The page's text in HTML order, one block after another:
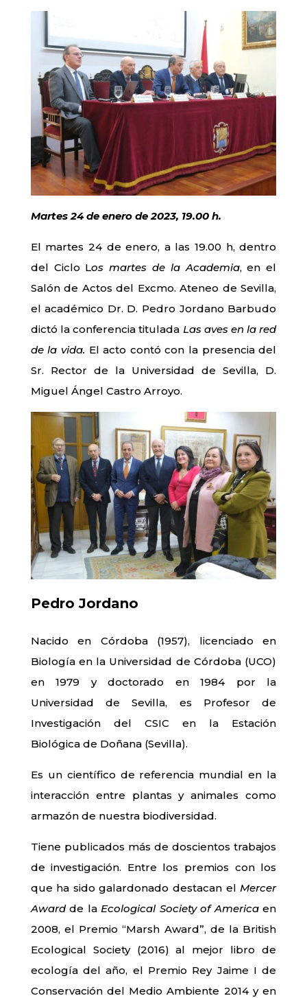
Martes 24 de enero de 2023, 19.00 h.
El martes 24 de enero, a las 19.00 h, dentro
del Ciclo Los martes de la Academia, en el
Salón de Actos del Excmo. Ateneo de Sevilla,
el académico Dr. D. Pedro Jordano Barbudo
dictó la conferencia titulada Las aves en la red
de la vida. El acto contó con la presencia del
Sr. Rector de la Universidad de Sevilla, D.
Miguel Ángel Castro Arroyo.
Pedro Jordano
Nacido en Córdoba (1957), licenciado en
Biología en la Universidad de Córdoba (UCO)
en 1979 y doctorado en 1984 por la
Universidad de Sevilla, es Profesor de
Investigación del CSIC en la Estación
Biológica de Doñana (Sevilla).
Es un científico de referencia mundial en la
interacción entre plantas y animales como
armazón de nuestra biodiversidad.
Tiene publicados más de doscientos trabajos
de investigación. Entre los premios con los
que ha sido galardonado destacan elMercer
Awardde laEcological Society of Americaen
2008, el Premio “Marsh Award”, de la British
Ecological Society (2016) al mejor libro de
ecología del año, el Premio Rey Jaime I de
Conservación del Medio Ambiente 2014 y en